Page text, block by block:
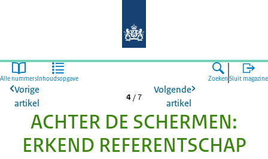
Alle nummers Inhoudsopgave Zoeken Sluit magazine
Vorige
artikel
4 / 7
Volgende
artikel
ACHTER DE SCHERMEN:
ERKEND REFERENTSCHAP